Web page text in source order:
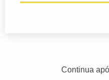
Continua